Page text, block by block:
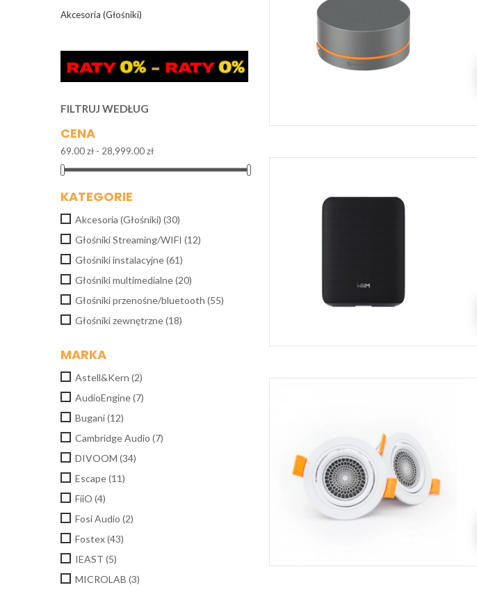
Akcesoria (Głośniki)
FILTRUJ WEDŁUG
CENA
69.00 zł - 28,999.00 zł
KATEGORIE
Akcesoria (Głośniki) (30)
Głośniki Streaming/WIFI (12)
Głośniki instalacyjne(61)
Głośniki multimedialne(20)
Głośniki przenośne/bluetooth (55)
Głośniki zewnętrzne(18)
MARKA
Astell&Kern (2)
AudioEngine(7)
Bugani(12)
Cambridge Audio (7)
DIVOOM (34)
Escape(11)
FiiO (4)
Fosi Audio (2)
Fostex(43)
IEAST (5)
MICROLAB (3)